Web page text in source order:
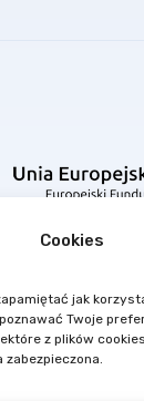
Cookies
jak
Twoje
z plików
zabezpieczona.